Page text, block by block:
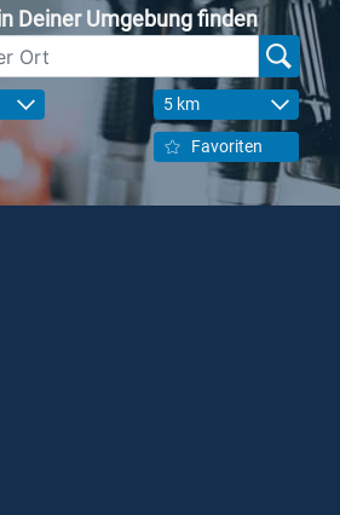
Deiner Umgebung finden
5 km
Favoriten